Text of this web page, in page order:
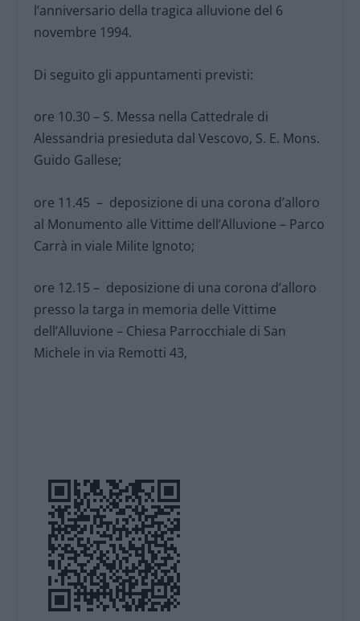
l’anniversario della tragica alluvione del 6
novembre 1994.
Di seguito gli appuntamenti previsti:
ore 10.30 – S. Messa nella Cattedrale di
Alessandria presieduta dal Vescovo, S. E. Mons.
Guido Gallese;
ore 11.45 – deposizione di una corona d’alloro
al Monumento alle Vittime dell’Alluvione – Parco
Carrà in viale Milite Ignoto;
ore 12.15 – deposizione di una corona d’alloro
presso la targa in memoria delle Vittime
dell’Alluvione – Chiesa Parrocchiale di San
Michele in via Remotti 43,